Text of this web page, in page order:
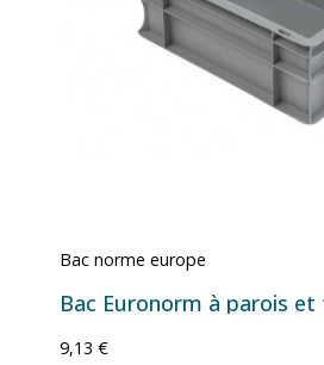
Bac norme europe
9,13 €